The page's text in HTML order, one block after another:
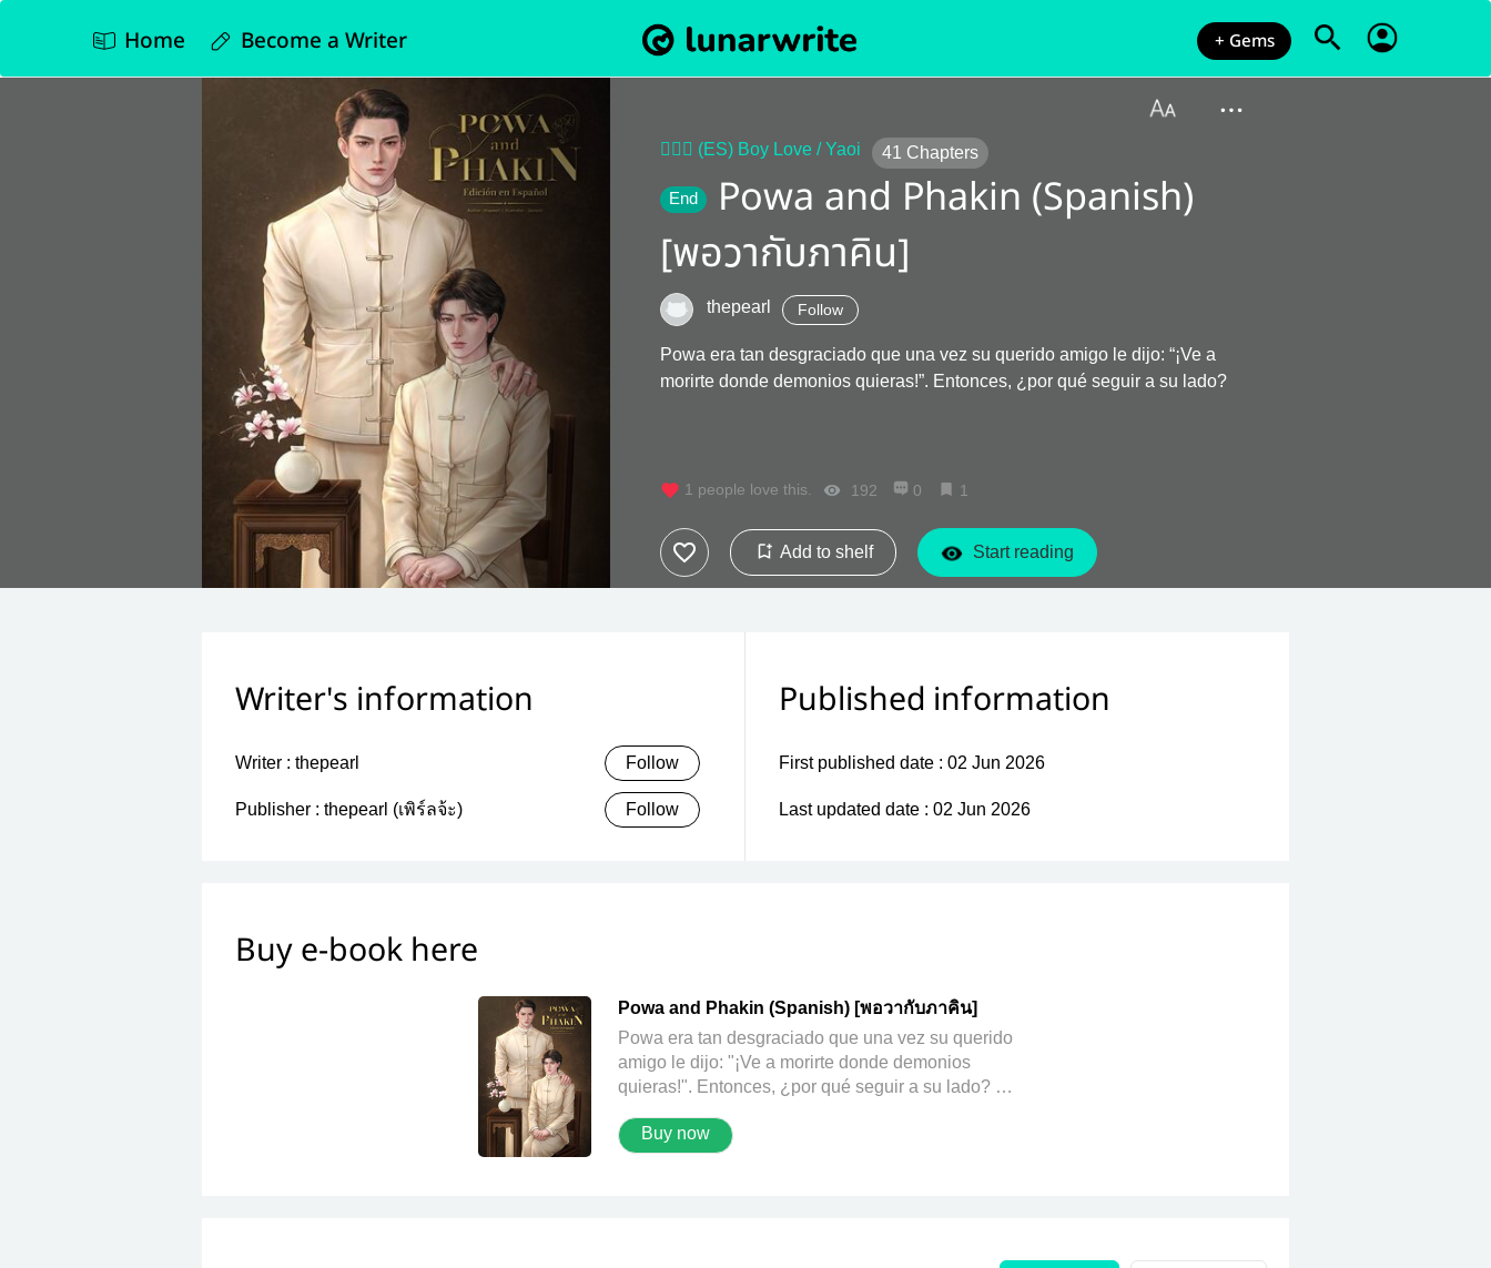
Home Become a Writer + Gems
👨‍❤️‍👨 (ES) Boy Love / Yaoi 41 Chapters
End
Powa and Phakin (Spanish)
[พอวากับภาคิน]
thepearl Follow
Powa era tan desgraciado que una vez su querido amigo le dijo: “¡Ve a
morirte donde demonios quieras!”. Entonces, ¿por qué seguir a su lado?
1 people love this. 192 0 1
Add to shelf Start reading
Writer's information
Writer : thepearl Follow
Publisher : thepearl (เพิร์ลจ้ะ) Follow
Published information
First published date : 02 Jun 2026
Last updated date : 02 Jun 2026
Buy e-book here
Powa and Phakin (Spanish) [พอวากับภาคิน]
Powa era tan desgraciado que una vez su querido
amigo le dijo: "¡Ve a morirte donde demonios
quieras!". Entonces, ¿por qué seguir a su lado? …
nada de él, Powa, a los 27 años, se casó y terminó
con un esposo al que ni siquiera había visto antes.
Buy now